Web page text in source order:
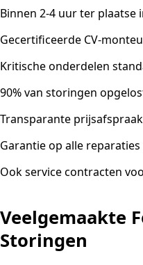
Binnen 2-4 uur ter plaatse
Gecertificeerde CV-
Kritische onderdelen
90% van storingen
Transparante
Garantie op alle
Ook service contracten
Veelgemaakte
Storingen